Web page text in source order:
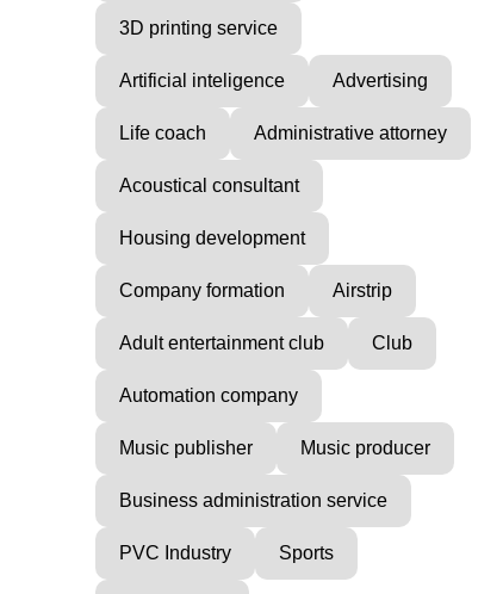
3D printing service
Artificial inteligence Advertising
Life coach Administrative attorney
Acoustical consultant
Housing development
Company formation Airstrip
Adult entertainment club Club
Automation company
Music publisher Music producer
Business administration service
PVC Industry Sports